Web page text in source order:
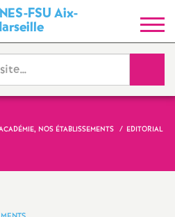
FSU Aix-
y
n
d
i
NOS ÉTABLISSEMENTS
EDITORIAL